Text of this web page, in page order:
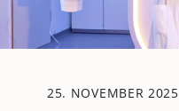
25. NOVEMBER 2025